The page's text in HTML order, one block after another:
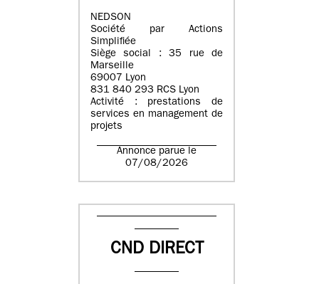
NEDSON
Société par Actions
Simplifiée
Siège social : 35 rue de
Marseille
69007 Lyon
831 840 293 RCS Lyon
Activité : prestations de
services en management de
projets
Annonce parue le
07/08/2026
CND DIRECT